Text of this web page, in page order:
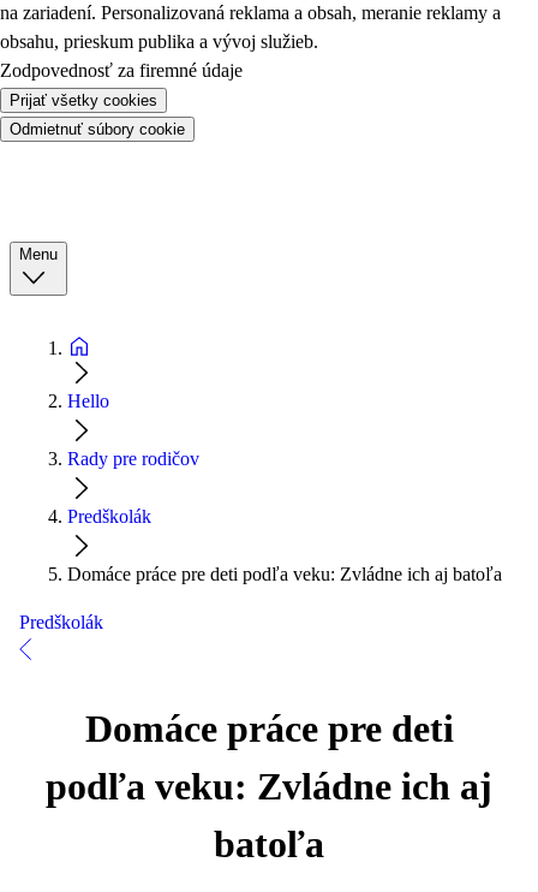
na zariadení. Personalizovaná reklama a obsah, meranie reklamy a
obsahu, prieskum publika a vývoj služieb.
Zodpovednosť za firemné údaje
Prijať všetky cookies
Odmietnuť súbory cookie
Menu
Hello
Rady pre rodičov
Predškolák
Domáce práce pre deti podľa veku: Zvládne ich aj batoľa
Predškolák
Domáce práce pre deti
podľa veku: Zvládne ich aj
batoľa